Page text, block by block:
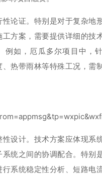
论证。特别是对于复杂地
方案，需要提供详细的技
例如，厄瓜多尔项目中，
热带雨林等特殊工况，需
性设计。技术方案应体现系
统之间的协调配合。特别
系统稳定性分析、短路电流